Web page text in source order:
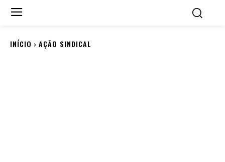
INÍCIO AÇÃO SINDICAL